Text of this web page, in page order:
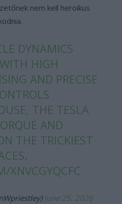
nem kell heroikus
DYNAMICS
HIGH
AND PRECISE
THE TESLA
AND
THE TRICKIEST
XNVCGYQCFC
June 25, 2026